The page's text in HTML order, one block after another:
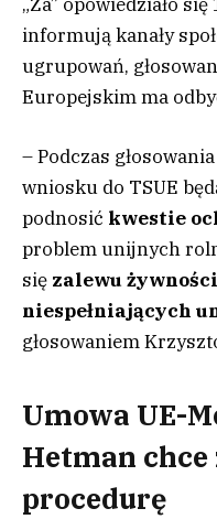
informują kanały
ugrupowań,
Europejskim ma
– Podczas
wniosku do TSUE
podnosić kwestie
problem unijnych
się zalewu
niespełniających
głosowaniem
Umowa UE-
Hetman
procedurę